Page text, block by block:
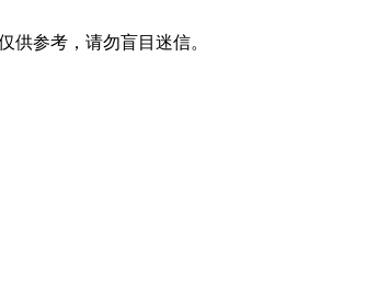
供参考，请勿盲目迷信。